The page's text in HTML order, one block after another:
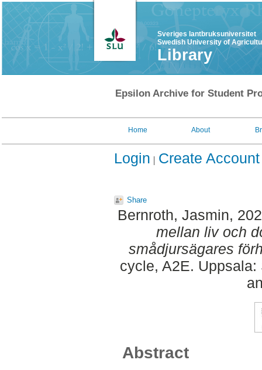
Sveriges lantbruksuniversitet
Swedish University of
Library
Epsilon Archive for Student
Home About
Login Create Account
Share
Bernroth, Jasmin,
mellan liv och
smådjursägares
cycle, A2E.
Abstract